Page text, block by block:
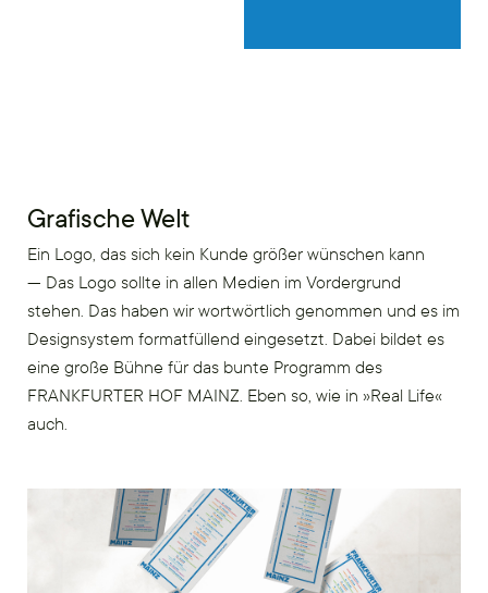
Grafische Welt
Ein Logo, das sich kein Kunde größer wünschen kann
— Das Logo sollte in allen Medien im Vordergrund
stehen. Das haben wir wortwörtlich genommen und es im
Designsystem formatfüllend eingesetzt. Dabei bildet es
eine große Bühne für das bunte Programm des
FRANKFURTER HOF MAINZ. Eben so, wie in »Real Life«
auch.